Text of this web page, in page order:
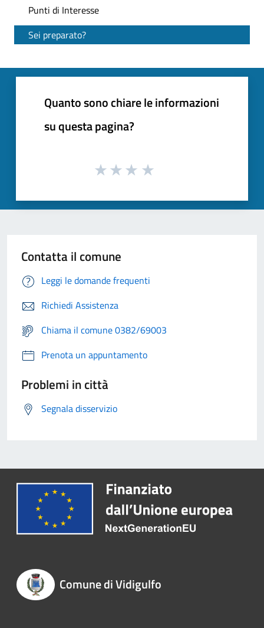
Punti di Interesse
Sei preparato?
Quanto sono chiare le informazioni
su questa pagina?
Contatta il comune
Leggi le domande frequenti
Richiedi Assistenza
Chiama il comune 0382/69003
Prenota un appuntamento
Problemi in città
Segnala disservizio
Comune di Vidigulfo